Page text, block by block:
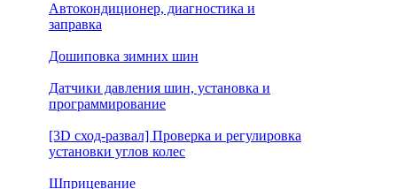
Автокондиционер, диагностика и
заправка
Дошиповка зимних шин
Датчики давления шин, установка и
программирование
[3D сход-развал] Проверка и регулировка
установки углов колес
Шприцевание